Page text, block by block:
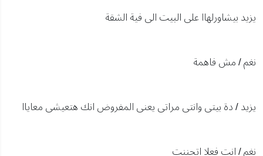
يزيد بيشاورلهاا على البيت الى فية الشقة
نغم / مش فاهمة
يزيد / دة بيتى وانتى مراتى يعنى المفروض انك هتعيشى معاياا
نغم / انت فعلا اتجننت